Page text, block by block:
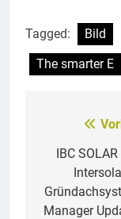
Tagged: Bild
The smarter E
IBC
Manager